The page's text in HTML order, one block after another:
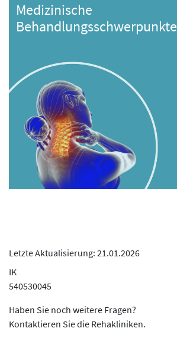
Medizinische
Behandlungsschwerpunkte
Letzte Aktualisierung: 21.01.2026
IK
540530045
Haben Sie noch weitere Fragen?
Kontaktieren Sie die Rehakliniken.